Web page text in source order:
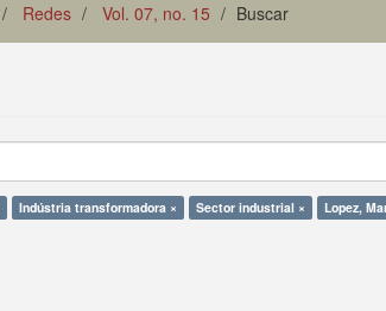
Redes Vol. 07, no. 15 Buscar
Indústria transformadora × Sector industrial × Lopez,